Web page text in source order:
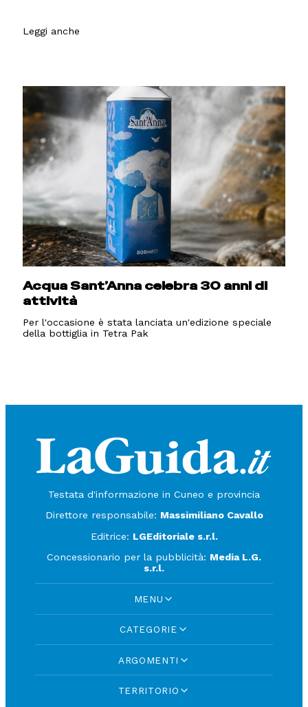
Leggi anche
Acqua Sant’Anna celebra 30 anni di
attività
Per l'occasione è stata lanciata un'edizione speciale
della bottiglia in Tetra Pak
Testata d'informazione in Cuneo e provincia
Direttore responsabile: Massimiliano Cavallo
Editrice: LGEditoriale s.r.l.
Concessionario per la pubblicità: Media L.G.
s.r.l.
MENU
CATEGORIE
ARGOMENTI
TERRITORIO